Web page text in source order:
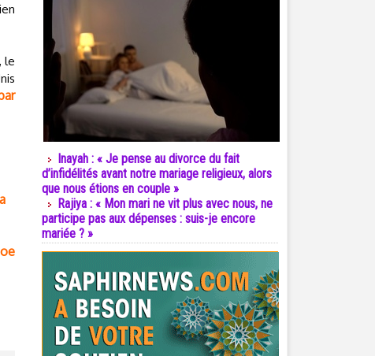
le
Inayah : « Je pense au divorce du fait
d’infidélités avant notre mariage religieux, alors
que nous étions en couple »
Rajiya : « Mon mari ne vit plus avec nous, ne
participe pas aux dépenses : suis-je encore
mariée ? »